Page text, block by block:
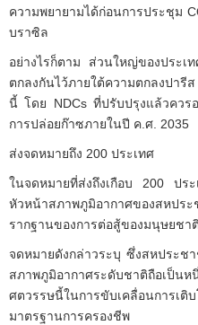
ความพยายามได้ก่อนการประชุม
บราซิล
อย่างไรก็ตาม ส่วนใหญ่ของประเ
ตกลงกันไว้ภายใต้ความตกลงปารี
นี้ โดย NDCs ที่ปรับปรุงแล้วควร
การปล่อยก๊าซภายในปี ค.ศ. 2035
ส่งจดหมายถึง 200 ประเทศ
ในจดหมายที่ส่งถึงเกือบ 200 ป
หัวหน้าสภาพภูมิอากาศของสหป
รากฐานของการต่อสู้ของมนุษยชา
จดหมายดังกล่าวระบุ ซึ่งสหประช
สภาพภูมิอากาศระดับชาติถือเป็นห
ศตวรรษนี้ในการขับเคลื่อนการเติ
มาตรฐานการครองชีพ